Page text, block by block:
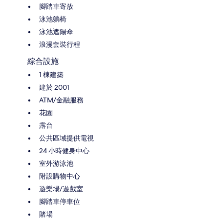
腳踏車寄放
泳池躺椅
泳池遮陽傘
浪漫套裝行程
綜合設施
1 棟建築
建於 2001
ATM/金融服務
花園
露台
公共區域提供電視
24 小時健身中心
室外游泳池
附設購物中心
遊樂場/遊戲室
腳踏車停車位
賭場